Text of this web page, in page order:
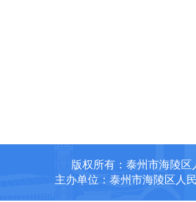
版权所有：泰州市海陵区
主办单位：泰州市海陵区人